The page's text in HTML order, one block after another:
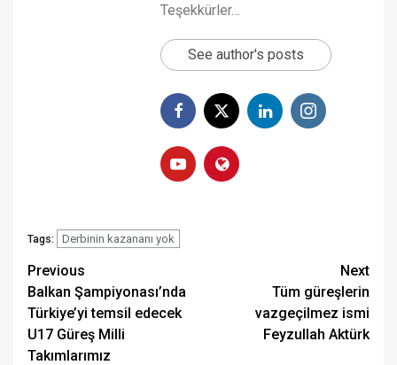
Teşekkürler…
See author's posts
Tags: Derbinin kazananı yok
Post
navigation
Previous
Balkan Şampiyonası’nda
Türkiye’yi temsil edecek
U17 Güreş Milli
Takımlarımız
Next
Tüm güreşlerin
vazgeçilmez ismi
Feyzullah Aktürk